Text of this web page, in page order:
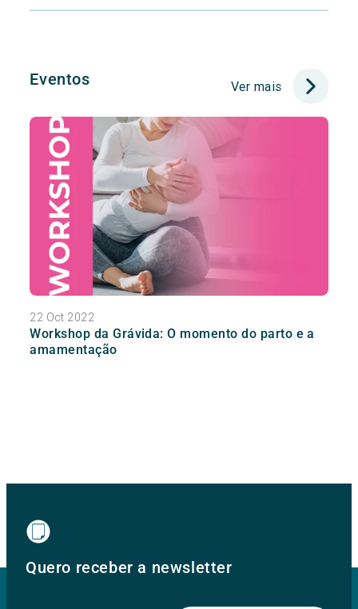
Eventos Ver mais
22 Oct 2022
Workshop da Grávida: O momento do parto e a
amamentação
Quero receber a newsletter